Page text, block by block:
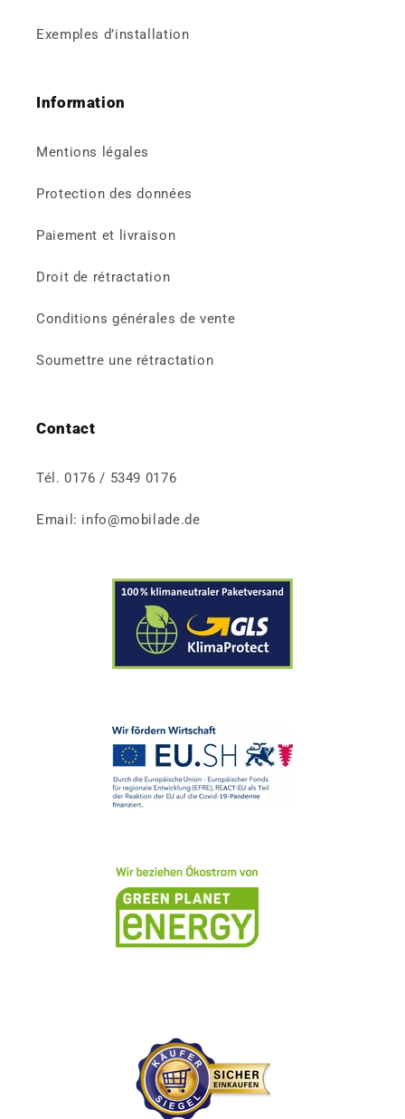
Exemples d’installation
Information
Mentions légales
Protection des données
Paiement et livraison
Droit de rétractation
Conditions générales de vente
Soumettre une rétractation
Contact
Tél. 0176 / 5349 0176
Email: info@mobilade.de